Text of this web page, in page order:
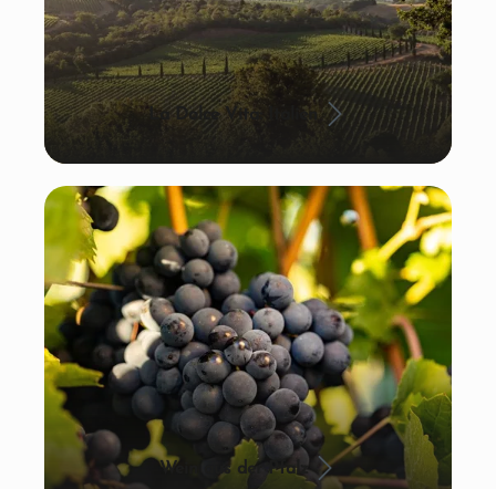
La Dolce Vita: Italien
Wein aus der Pfalz